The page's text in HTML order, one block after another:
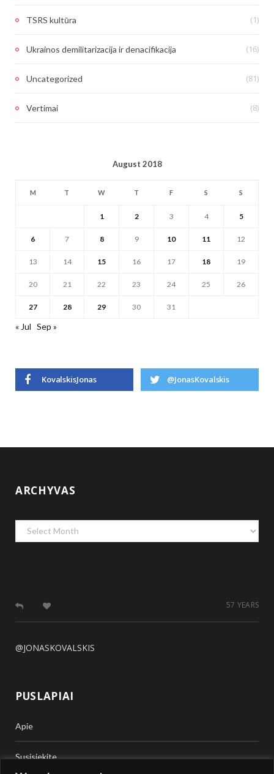
TSRS kultūra (1)
Ukrainos demilitarizacija ir denacifikacija (16)
Uncategorized (81)
Vertimai (8)
August 2018
M T W T F S S
1 2 3 4 5
6 7 8 9 10 11 12
13 14 15 16 17 18 19
20 21 22 23 24 25 26
27 28 29 30 31
« Jul Sep »
KovalskisJonas @JonasKovalskis
ARCHYVAS
Archyvas
57 YEARS
@JONASKOVALSKIS
PUSLAPIAI
Apie
Susisiekite